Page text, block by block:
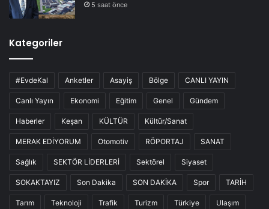
5 saat önce
Kategoriler
#EvdeKal Anketler Asayiş Bölge CANLI YAYIN
Canlı Yayın Ekonomi Eğitim Genel Gündem
Haberler Keşan KÜLTÜR Kültür/Sanat
MERAK EDİYORUM Otomotiv RÖPORTAJ SANAT
Sağlık SEKTÖR LİDERLERİ Sektörel Siyaset
SOKAKTAYIZ Son Dakika SON DAKİKA Spor TARİH
Tarım Teknoloji Trafik Turizm Türkiye Ulaşım